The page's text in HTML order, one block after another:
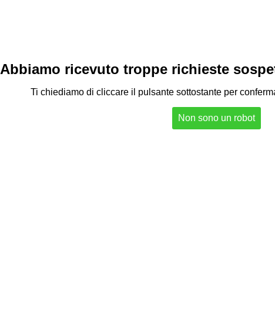
Abbiamo ricevuto troppe richieste
Ti chiediamo di cliccare il pulsante sottostante per
Non sono un robot